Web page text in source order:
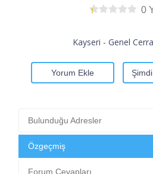
0
Kayseri - Genel
Yorum Ekle
Bulunduğu Adresler
Özgeçmiş
Forum Cevapları